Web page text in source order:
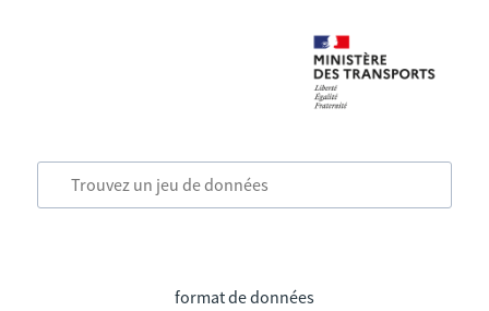
format de données